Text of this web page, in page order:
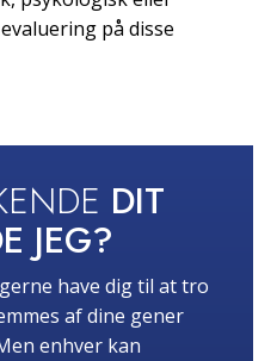
på disse
DIT
JEG?
have dig til at tro
af dine gener
enhver kan